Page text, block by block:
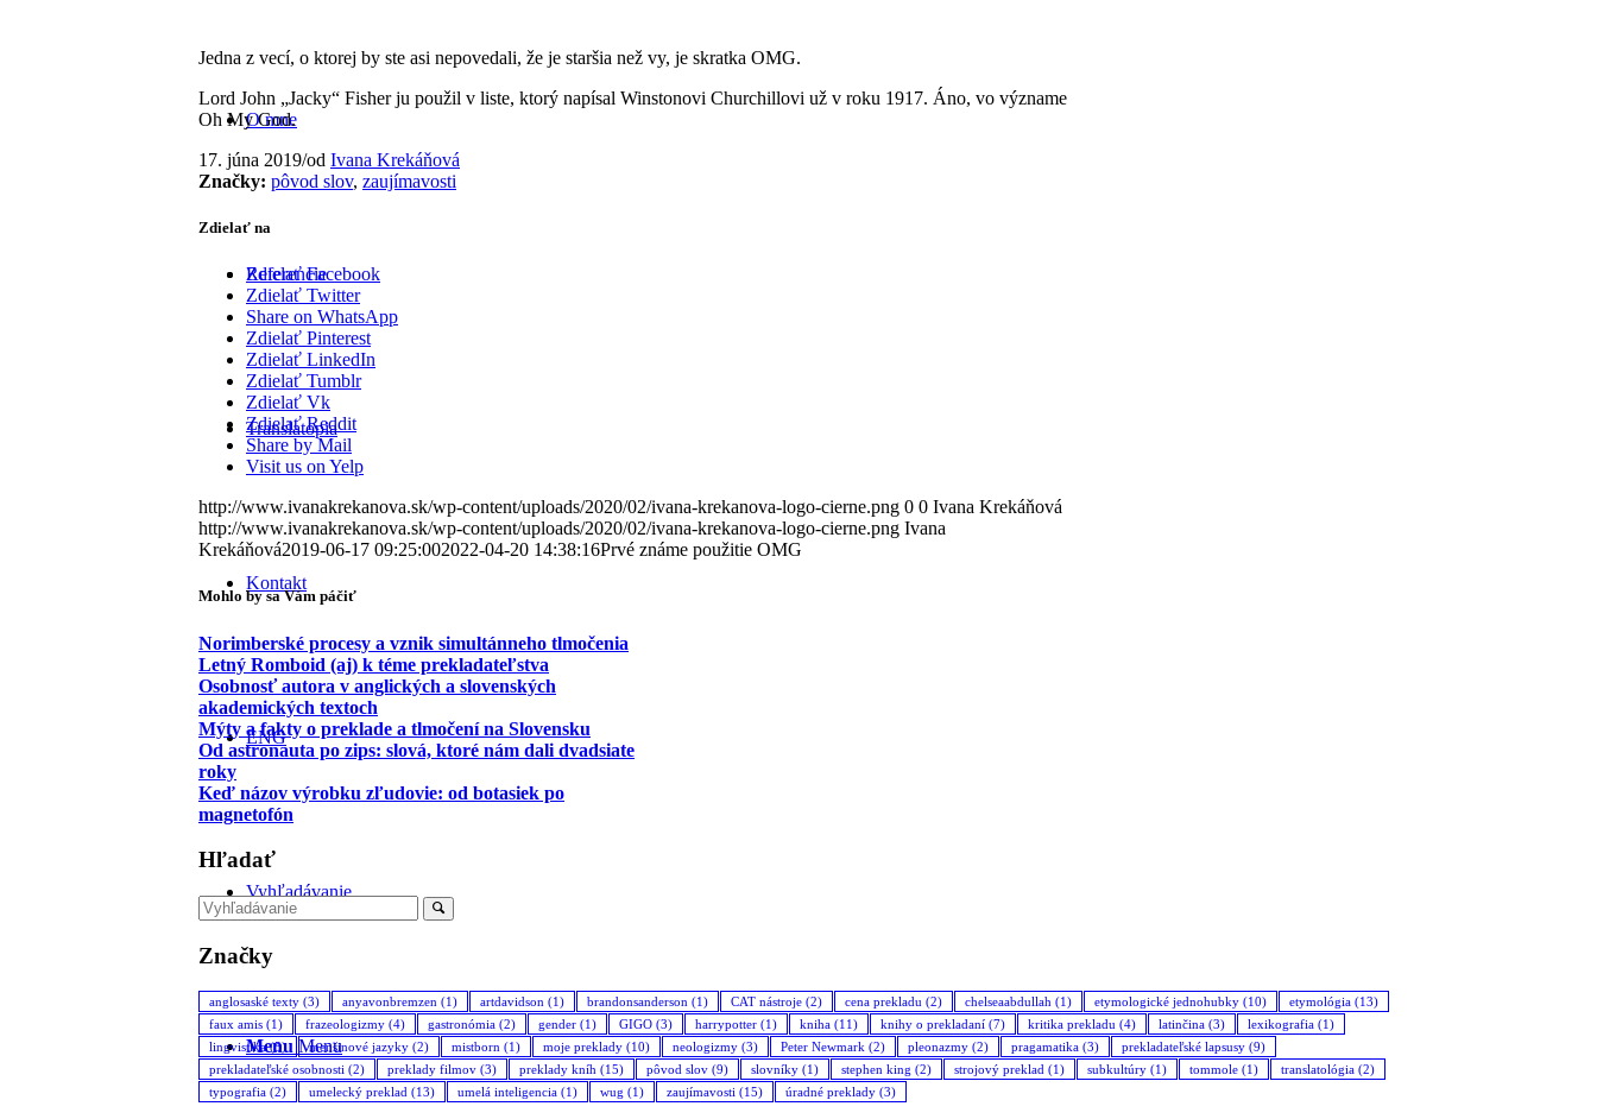
O mne
Referencie
Translatopia
Kontakt
ENG
Vyhľadávanie
Menu Menu
Jedna z vecí, o ktorej by ste asi nepovedali, že je staršia než vy, je skratka OMG.
Lord John „Jacky“ Fisher ju použil v liste, ktorý napísal Winstonovi Churchillovi už v roku 1917. Áno, vo význame
Oh My God.
17. júna 2019/od Ivana Krekáňová
Značky: pôvod slov, zaujímavosti
Zdielať na
Zdielať Facebook
Zdielať Twitter
Share on WhatsApp
Zdielať Pinterest
Zdielať LinkedIn
Zdielať Tumblr
Zdielať Vk
Zdielať Reddit
Share by Mail
Visit us on Yelp
http://www.ivanakrekanova.sk/wp-content/uploads/2020/02/ivana-krekanova-logo-cierne.png 0 0 Ivana Krekáňová
http://www.ivanakrekanova.sk/wp-content/uploads/2020/02/ivana-krekanova-logo-cierne.png Ivana
Krekáňová2019-06-17 09:25:002022-04-20 14:38:16Prvé známe použitie OMG
Mohlo by sa Vám páčiť
Norimberské procesy a vznik simultánneho tlmočenia
Letný Romboid (aj) k téme prekladateľstva
Osobnosť autora v anglických a slovenských
akademických textoch
Mýty a fakty o preklade a tlmočení na Slovensku
Od astronauta po zips: slová, ktoré nám dali dvadsiate
roky
Keď názov výrobku zľudovie: od botasiek po
magnetofón
Hľadať
Značky
anglosaské texty (3) anyavonbremzen (1) artdavidson (1) brandonsanderson (1) CAT nástroje (2) cena prekladu (2) chelseaabdullah (1) etymologické jednohubky (10) etymológia (13)
faux amis (1) frazeologizmy (4) gastronómia (2) gender (1) GIGO (3) harrypotter (1) kniha (11) knihy o prekladaní (7) kritika prekladu (4) latinčina (3) lexikografia (1)
lingvistika(5) menšinové jazyky (2) mistborn (1) moje preklady (10) neologizmy (3) Peter Newmark (2) pleonazmy (2) pragamatika (3) prekladateľské lapsusy (9)
prekladateľské osobnosti (2) preklady filmov (3) preklady kníh (15) pôvod slov (9) slovníky (1) stephen king (2) strojový preklad (1) subkultúry (1) tommole (1) translatológia (2)
typografia (2) umelecký preklad (13) umelá inteligencia (1) wug (1) zaujímavosti (15) úradné preklady (3)